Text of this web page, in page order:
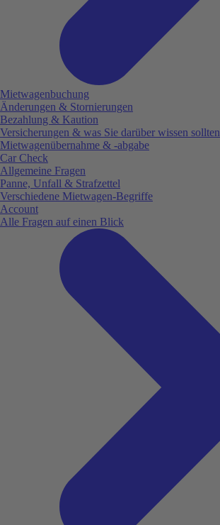
Mietwagenbuchung
Änderungen & Stornierungen
Bezahlung & Kaution
Versicherungen & was Sie darüber wissen sollten
Mietwagenübernahme & -abgabe
Car Check
Allgemeine Fragen
Panne, Unfall & Strafzettel
Verschiedene Mietwagen-Begriffe
Account
Alle Fragen auf einen Blick